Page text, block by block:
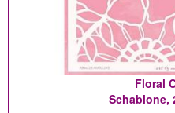
Floral
Schablone,